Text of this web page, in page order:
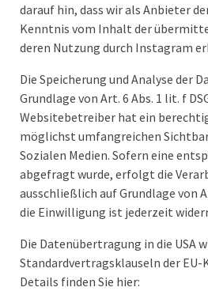
darauf hin, dass wir als Anbieter
Kenntnis vom Inhalt der
deren Nutzung durch Instagram
Die Speicherung und Analyse der
Grundlage von Art. 6 Abs. 1 lit. f
Websitebetreiber hat ein
möglichst umfangreichen
Sozialen Medien. Sofern eine
abgefragt wurde, erfolgt die
ausschließlich auf Grundlage von
die Einwilligung ist jederzeit
Die Datenübertragung in die USA
Standardvertragsklauseln der
Details finden Sie hier: